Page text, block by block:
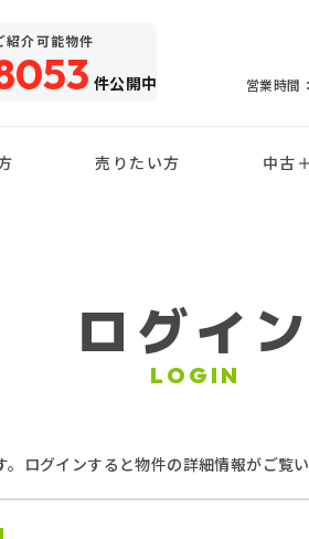
紹介可能物件
件公開中 営業時間
売りたい方 中古
ログイン
LOGIN
ログインすると物件の詳細情報がご覧い